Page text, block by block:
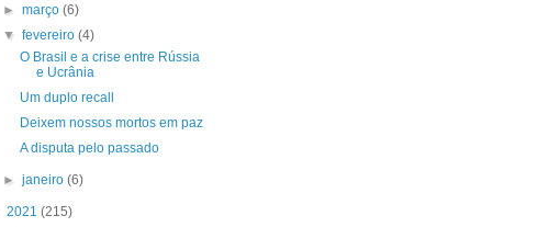
►março(6)
▼fevereiro(4)
O Brasil e a crise entre Rússia
e Ucrânia
Um duplo recall
Deixem nossos mortos em paz
A disputa pelo passado
►janeiro(6)
2021 (215)